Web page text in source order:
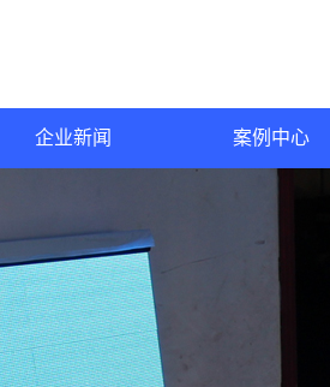
企业新闻 案例中心